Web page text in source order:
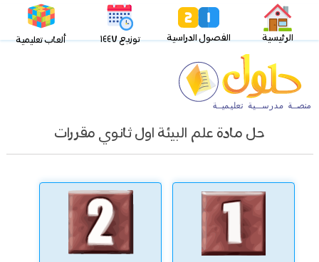
الرئيسية الفصول الدراسية توزيع ١٤٤٧ ألعاب تعليمية
حل مادة علم البيئة اول ثانوي مقررات